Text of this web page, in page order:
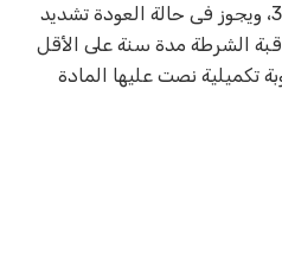
المنصوص عليه فى المادة 317، ويجوز فى حالة العودة تشديد
الشرطة مدة سنة على الأقل
تكميلية نصت عليها المادة